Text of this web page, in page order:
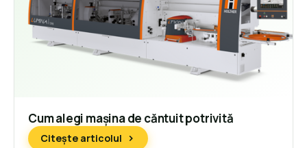
Cum alegi mașina de căntuit potrivită
Citește articolul